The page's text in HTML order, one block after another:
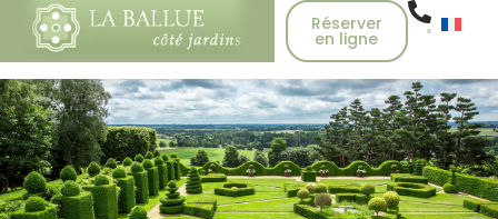
Réserver
en ligne